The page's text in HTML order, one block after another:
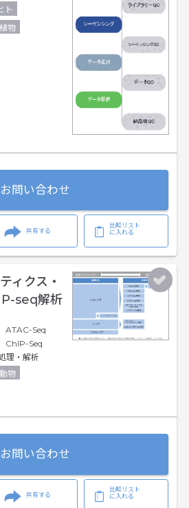
ト
物
お問い合わせ
共有する
比較リスト
に入れる
ィクス・
seq解析
ATAC-Seq
ChIP-Seq
理・解析
物
お問い合わせ
共有する
比較リスト
に入れる